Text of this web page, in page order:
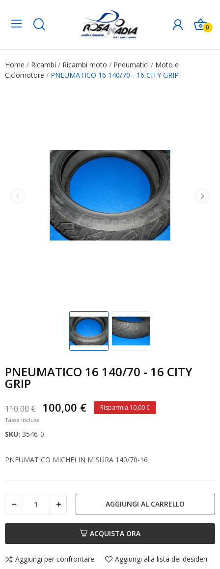
0
Home Ricambi Ricambi moto Pneumatici
Moto e
Ciclomotore
PNEUMATICO 16 140/70 - 16 CITY GRIP
PNEUMATICO 16 140/70 - 16 CITY
GRIP
110,00 € 100,00 € Risparmia 10,00 €
Tasse incluse
SKU: 3546-0
PNEUMATICO MICHELIN MISURA 140/70-16
AGGIUNGI AL CARRELLO
ACQUISTA ORA
Aggiungi per confrontare Aggiungi alla lista dei desideri